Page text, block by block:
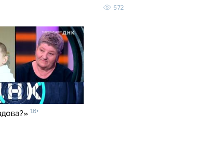
572
16+